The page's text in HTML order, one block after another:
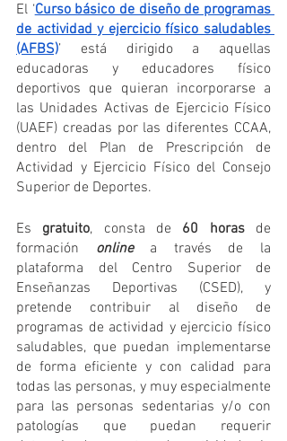
El ‘Curso básico de diseño de programas
de actividad y ejercicio físico saludables
(AFBS)’ está dirigido a aquellas
educadoras y educadores físico
deportivos que quieran incorporarse a
las Unidades Activas de Ejercicio Físico
(UAEF) creadas por las diferentes CCAA,
dentro del Plan de Prescripción de
Actividad y Ejercicio Físico del Consejo
Superior de Deportes.
Es gratuito, consta de 60 horas de
formación online
a través de la
plataforma del Centro Superior de
Enseñanzas Deportivas (CSED), y
pretende contribuir al diseño de
programas de actividad y ejercicio físico
saludables, que puedan implementarse
de forma eficiente y con calidad para
todas las personas, y muy especialmente
para las personas sedentarias y/o con
patologías que puedan requerir